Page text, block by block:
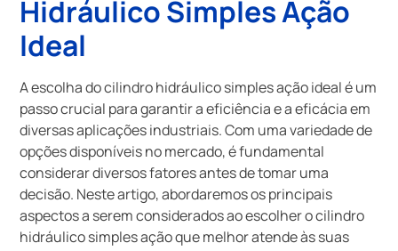
Hidráulico Simples Ação
Ideal
A escolha do cilindro hidráulico simples ação ideal é um
passo crucial para garantir a eficiência e a eficácia em
diversas aplicações industriais. Com uma variedade de
opções disponíveis no mercado, é fundamental
considerar diversos fatores antes de tomar uma
decisão. Neste artigo, abordaremos os principais
aspectos a serem considerados ao escolher o cilindro
hidráulico simples ação que melhor atende às suas